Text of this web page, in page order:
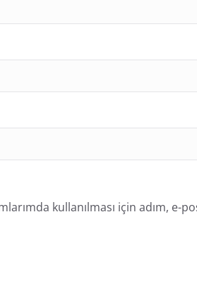
kullanılması için adım, e-